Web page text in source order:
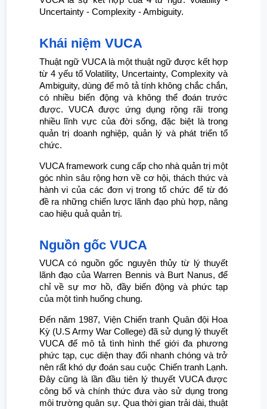
Uncertainty - Complexity - Ambiguity.
Khái niệm VUCA
Thuật ngữ VUCA là một thuật ngữ được kết hợp
từ 4 yếu tố Volatility, Uncertainty, Complexity và
Ambiguity, dùng để mô tả tính không chắc chắn,
có nhiều biến động và không thể đoán trước
được. VUCA được ứng dụng rộng rãi trong
nhiều lĩnh vực của đời sống, đặc biệt là trong
quản trị doanh nghiệp, quản lý và phát triển tổ
chức.
VUCA framework cung cấp cho nhà quản trị một
góc nhìn sâu rộng hơn về cơ hội, thách thức và
hành vi của các đơn vị trong tổ chức để từ đó
đề ra những chiến lược lãnh đạo phù hợp, nâng
cao hiệu quả quản trị.
Nguồn gốc VUCA
VUCA có nguồn gốc nguyên thủy từ lý thuyết
lãnh đạo của Warren Bennis và Burt Nanus, để
chỉ về sự mơ hồ, đầy biến động và phức tạp
của một tình huống chung.
Đến năm 1987, Viện Chiến tranh Quân đội Hoa
Kỳ (U.S Army War College) đã sử dụng lý thuyết
VUCA để mô tả tình hình thế giới đa phương
phức tạp, cục diện thay đổi nhanh chóng và trở
nên rất khó dự đoán sau cuộc Chiến tranh Lạnh.
Đây cũng là lần đầu tiên lý thuyết VUCA được
công bố và chính thức đưa vào sử dụng trong
môi trường quân sự. Qua thời gian trải dài, thuật